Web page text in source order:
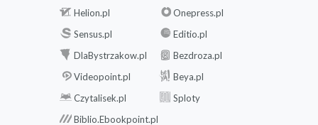
SZEŚĆDZIESIĄT TRZY
SZEŚĆDZIESIĄT CZTERY
SZEŚĆDZIESIĄT SZEŚĆ
SZEŚĆDZIESIĄT SIEDEM
Helion.pl
Onepress.pl
Sensus.pl
Editio.pl
DlaBystrzakow.pl
Bezdroza.pl
Videopoint.pl
Beya.pl
Czytalisek.pl
Sploty
Biblio.Ebookpoint.pl